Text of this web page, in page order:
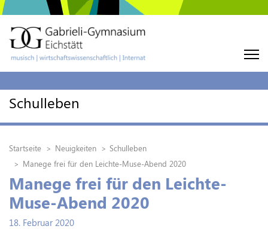
Schulleben
Startseite Neuigkeiten
Schulleben
Manege frei für den Leichte-Muse-Abend 2020
Manege frei für den Leichte-
Muse-Abend 2020
18. Februar 2020